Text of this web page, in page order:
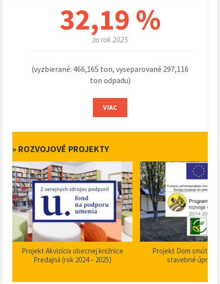
32,19 %
za rok 2025
(vyzbierané: 466,165 ton, vyseparované 297,116
ton odpadu)
VIAC
» ROZVOJOVÉ PROJEKTY
Projekt Akvizícia obecnej knižnice
Predajná (rok 2024 – 2025)
Projekt Dom smútku
stavebné úpravy